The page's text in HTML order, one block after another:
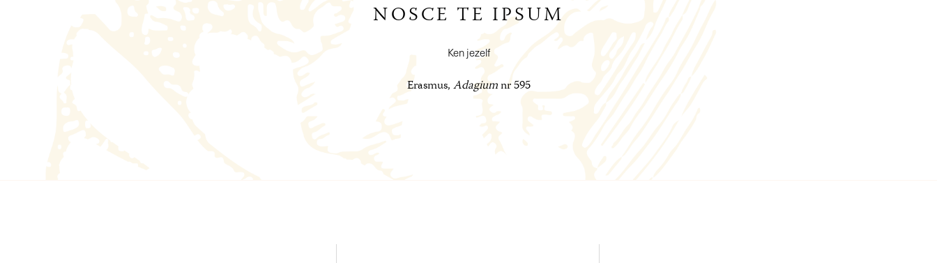
NOSCE TE IPSUM
Ken jezelf
Erasmus,Adagiumnr 595